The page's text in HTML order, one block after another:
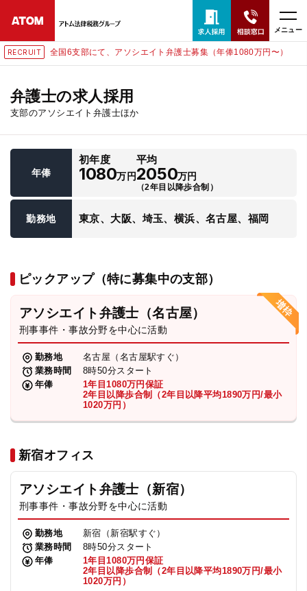
メニュー
RECRUIT 全国6支部にて、アソシエイト弁護士募集（年俸1080万円〜）
弁護士の求人採用
支部のアソシエイト弁護士ほか
年俸
初年度
1080万円
平均
2050万円
（2年目以降歩合制）
勤務地 東京、大阪、埼玉、横浜、名古屋、福岡
ピックアップ（特に募集中の支部）
アソシエイト弁護士（名古屋）
刑事事件・事故分野を中心に活動
勤務地
名古屋（名古屋駅すぐ）
業務時間
8時50分スタート
年俸
1年目1080万円保証
2年目以降歩合制（2年目以降平均1890万円/最小
1020万円）
新宿オフィス
アソシエイト弁護士（新宿）
刑事事件・事故分野を中心に活動
勤務地
新宿（新宿駅すぐ）
業務時間
8時50分スタート
年俸
1年目1080万円保証
2年目以降歩合制（2年目以降平均1890万円/最小
1020万円）
24時間365日全国対応
無料相談窓口はこちら
弁護士・税理士
費用
求人採用
お知らせ
特設サイト
相談先情報サイト